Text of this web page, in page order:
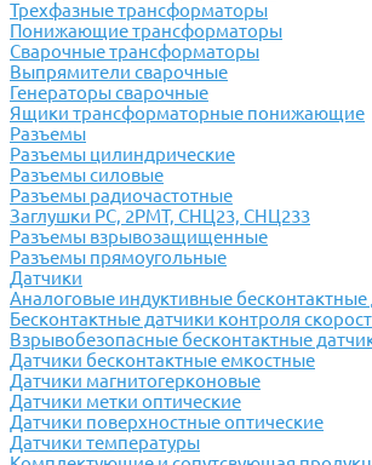
Трехфазные трансформаторы
Понижающие трансформаторы
Сварочные трансформаторы
Выпрямители сварочные
Генераторы сварочные
Ящики трансформаторные понижающие
Разъемы
Разъемы цилиндрические
Разъемы силовые
Разъемы радиочастотные
Заглушки РС, 2РМТ, СНЦ23, СНЦ233
Разъемы взрывозащищенные
Разъемы прямоугольные
Датчики
Аналоговые индуктивные бесконтактные
Бесконтактные датчики контроля
Взрывобезопасные бесконтактные
Датчики бесконтактные емкостные
Датчики магнитогерконовые
Датчики метки оптические
Датчики поверхностные оптические
Датчики температуры